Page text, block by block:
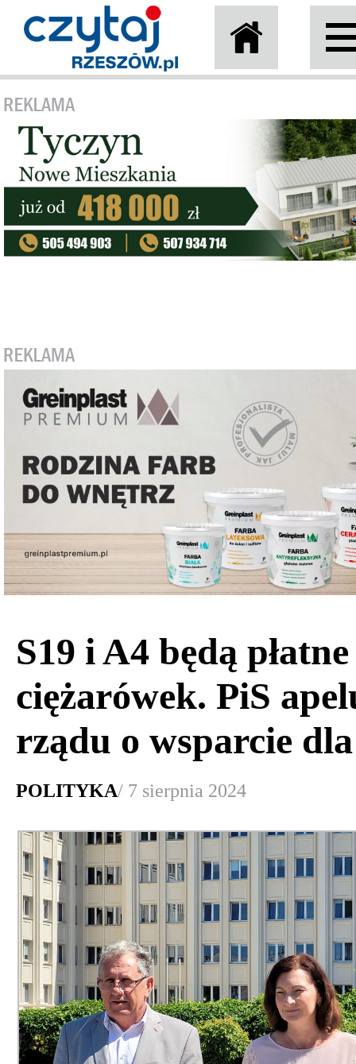
S19 i A4 będą
ciężarówek. PiS
rządu o wsparcie
POLITYKA/ 7 sierpnia 2024